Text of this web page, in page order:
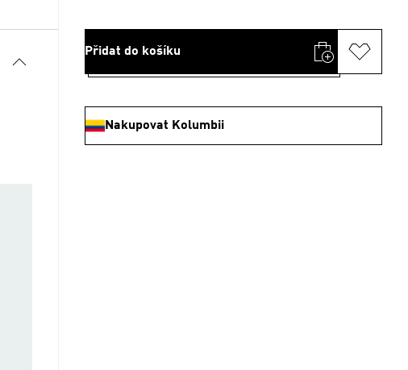
Přidat do košíku
Nakupovat Kolumbii